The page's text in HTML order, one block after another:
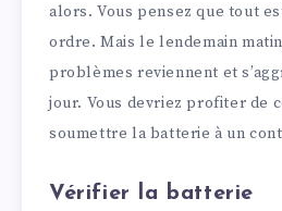
alors. Vous pensez que tout
ordre. Mais le lendemain
problèmes reviennent et
jour. Vous devriez profiter de
soumettre la batterie à un
Vérifier la batterie